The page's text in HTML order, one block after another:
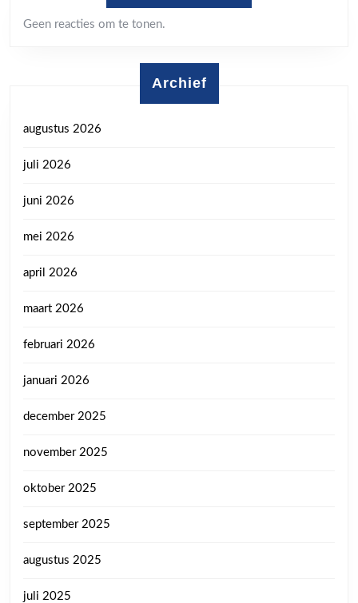
Geen reacties om te tonen.
Archief
augustus 2026
juli 2026
juni 2026
mei 2026
april 2026
maart 2026
februari 2026
januari 2026
december 2025
november 2025
oktober 2025
september 2025
augustus 2025
juli 2025